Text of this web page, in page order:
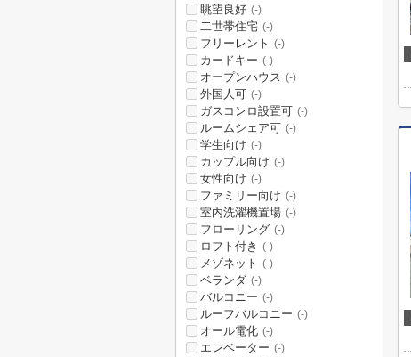
眺望良好 (-)
二世帯住宅 (-)
フリーレント (-)
カードキー (-)
オープンハウス (-)
外国人可 (-)
ガスコンロ設置可 (-)
ルームシェア可 (-)
学生向け (-)
カップル向け (-)
女性向け (-)
ファミリー向け (-)
室内洗濯機置場 (-)
フローリング (-)
ロフト付き (-)
メゾネット (-)
ベランダ (-)
バルコニー (-)
ルーフバルコニー (-)
オール電化 (-)
エレベーター (-)